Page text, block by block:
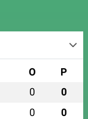
O P
0 0
0 0